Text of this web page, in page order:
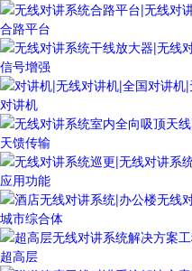
合路平台
信号增强
对讲机
天馈传输
应用功能
城市综合体
超高层